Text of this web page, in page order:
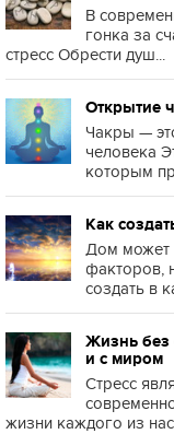
В
гонка за
стресс Обрести душ...
Открытие
Чакры —
человека
которым
Как
Дом может
факторов,
создать в
Жизнь без
и с миром
Стресс
жизни каждого из